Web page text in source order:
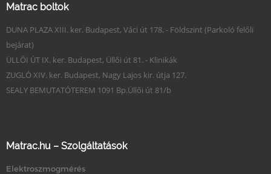
Matrac boltok
DUNA PLAZA XIII. ker. Budapest, Váci út 178. - Földszint (Parkoló felőli
bejárat)
ÜLLŐI ÚT IX. ker. Budapest, Üllői út 81. - Klinikák
ZUGLÓ XIV. ker. Budapest, Nagy Lajos kir. útja 127.
SEALY BEMUTATÓTEREM 1091 Bp.Üllői út 81/b
Matrac.hu – Szolgáltatások
Elektroszmogmérés